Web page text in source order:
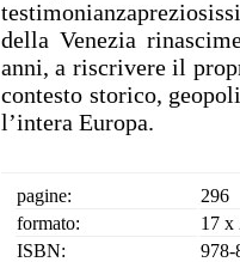
della Venezia
anni, a riscrivere il
contesto storico,
l’intera Europa.
pagine:
296
formato:
17 x
ISBN:
978-